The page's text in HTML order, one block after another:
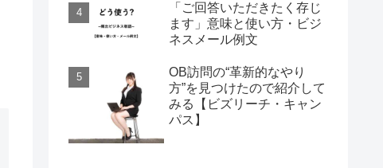
「ご回答いただきたく存じ
ます」意味と使い方・ビジ
ネスメール例文
OB訪問の“革新的なやり
方”を見つけたので紹介して
みる【ビズリーチ・キャン
パス】